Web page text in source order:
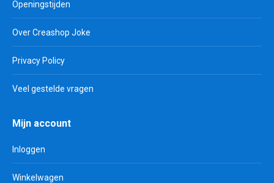
Openingstijden
Over Creashop Joke
Privacy Policy
Veel gestelde vragen
Mijn account
Inloggen
Winkelwagen